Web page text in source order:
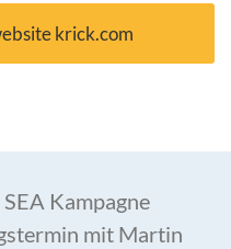
krick.com
Kampagne
mit Martin